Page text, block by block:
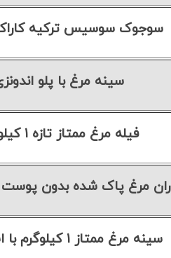
سوجوک سوسیس ترکیه
سینه مرغ با پلو
فیله مرغ ممتاز تازه ۱ کیلوگرم
ران مرغ پاک شده بدون پوست ۱
سینه مرغ ممتاز ۱ کیلوگرم با استخوان